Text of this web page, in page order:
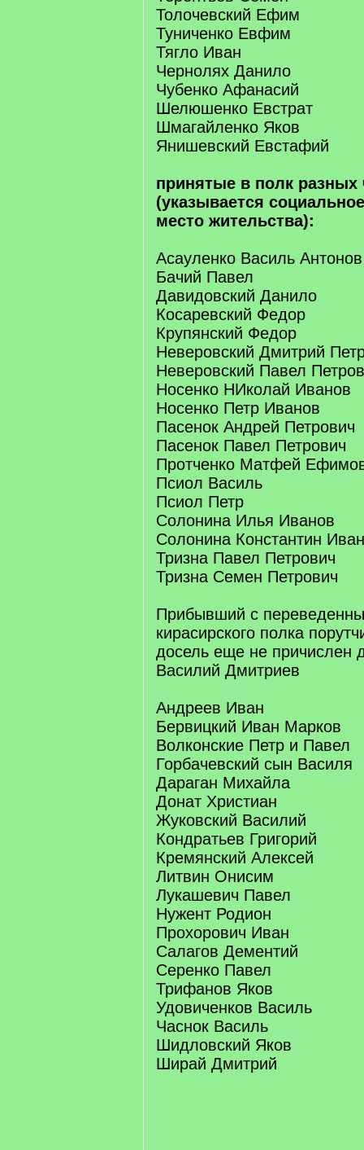
Толочевский Ефим
Туниченко Евфим
Тягло Иван
Чернолях Данило
Чубенко Афанасий
Шелюшенко Евстрат
Шмагайленко Яков
Янишевский Евстафий
принятые в полк разных
(указывается
место жительства):
Асауленко Василь Антонов
Бачий Павел
Давидовский Данило
Косаревский Федор
Крупянский Федор
Неверовский Дмитрий
Неверовский Павел
Носенко НИколай Иванов
Носенко Петр Иванов
Пасенок Андрей Петрович
Пасенок Павел Петрович
Протченко Матфей
Псиол Василь
Псиол Петр
Солонина Илья Иванов
Солонина Константин
Тризна Павел Петрович
Тризна Семен Петрович
Прибывший с
кирасирского полка
досель еще не причислен
Василий Дмитриев
Андреев Иван
Бервицкий Иван Марков
Волконские Петр и Павел
Горбачевский сын Василя
Дараган Михайла
Донат Христиан
Жуковский Василий
Кондратьев Григорий
Кремянский Алексей
Литвин Онисим
Лукашевич Павел
Нужент Родион
Прохорович Иван
Салагов Дементий
Серенко Павел
Трифанов Яков
Удовиченков Василь
Часнок Василь
Шидловский Яков
Ширай Дмитрий